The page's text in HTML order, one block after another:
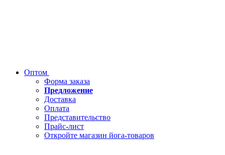
Оптом
Форма заказа
Предложение
Доставка
Оплата
Представительство
Прайс-лист
Откройте магазин йога-товаров